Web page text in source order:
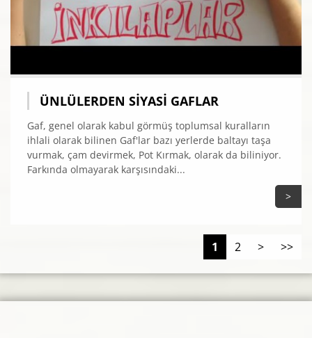
ÜNLÜLERDEN SIYASI GAFLAR
Gaf, genel olarak kabul görmüş toplumsal kuralların
ihlali olarak bilinen Gaf'lar bazı yerlerde baltayı taşa
vurmak, çam devirmek, Pot Kırmak, olarak da biliniyor.
Farkında olmayarak karşısındaki...
>
1 2 > >>